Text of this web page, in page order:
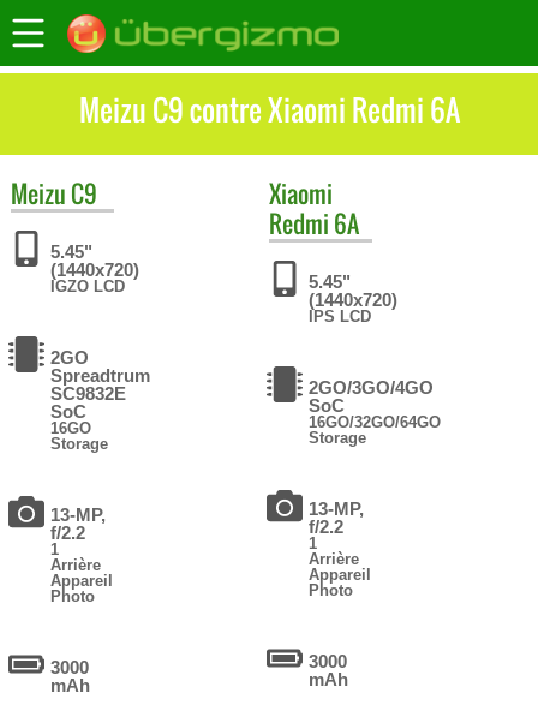
Meizu C9 contre Xiaomi Redmi 6A
Meizu C9
5.45"
(1440x720)
IGZO LCD
2GO
Spreadtrum
SC9832E
SoC
16GO
Storage
13-MP,
f/2.2
1
Arrière
Appareil
Photo
3000
mAh
Xiaomi
Redmi 6A
5.45"
(1440x720)
IPS LCD
2GO/3GO/4GO
SoC
16GO/32GO/64GO
Storage
13-MP,
f/2.2
1
Arrière
Appareil
Photo
3000
mAh